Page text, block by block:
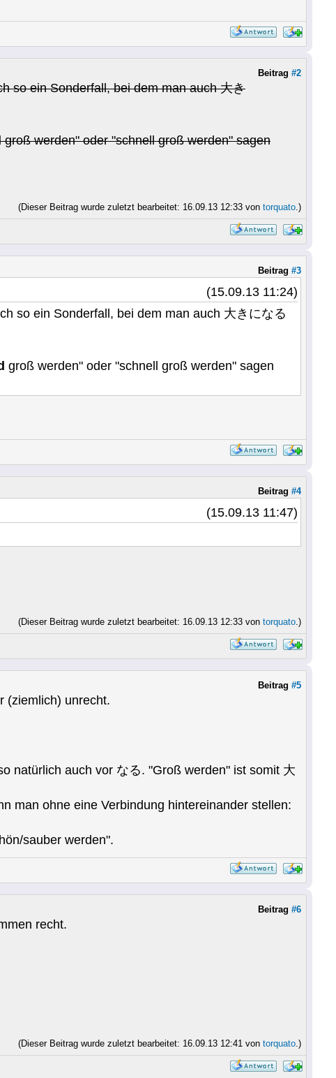
Beitrag #2
so ein Sonderfall, bei dem man auch 大き
groß werden" oder "schnell groß werden" sagen
(Dieser Beitrag wurde zuletzt bearbeitet: 16.09.13 12:33 von torquato.)
Beitrag #3
(15.09.13 11:24)
so ein Sonderfall, bei dem man auch 大きになる
groß werden" oder "schnell groß werden" sagen
Beitrag #4
(15.09.13 11:47)
(Dieser Beitrag wurde zuletzt bearbeitet: 16.09.13 12:33 von torquato.)
Beitrag #5
(ziemlich) unrecht.
natürlich auch vor なる. "Groß werden" ist somit 大
man ohne eine Verbindung hintereinander stellen:
sauber werden".
Beitrag #6
recht.
(Dieser Beitrag wurde zuletzt bearbeitet: 16.09.13 12:41 von torquato.)